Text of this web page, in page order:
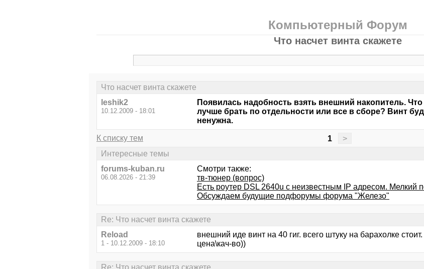
Компьютерный Форум
Что насчет винта скажете
Что насчет винта скажете
leshik2
10.12.2009 - 18:01
Появилась надобность взять внешний накопитель. Что
лучше брать по отдельности или все в сборе? Винт
ненужна.
К списку тем 1 >
Интересные темы
forums-kuban.ru
06.08.2026 - 21:39
Смотри также:
тв-тюнер (вопрос)
Есть роутер DSL 2640u с неизвестным IP адресом. Мелкий
Обсуждаем будущие подфорумы форума "Железо"
Re: Что насчет винта скажете
Reload
1 - 10.12.2009 - 18:10
внешний иде винт на 40 гиг. всего штуку на барахолке
цена\кач-во))